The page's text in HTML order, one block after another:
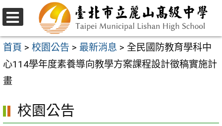
跳
至
主
要
內
區
選
單
首頁 > 校園公告 > 最新消息 > 全民國防教育學科中
心114學年度素養導向教學方案課程設計徵稿實施計
畫
校園公告